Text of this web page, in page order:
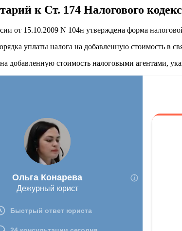
к Ст. 174 Налогового
от 15.10.2009 N 104н утверждена форма
уплаты налога на добавленную стоимость в
добавленную стоимость налоговыми агентами,